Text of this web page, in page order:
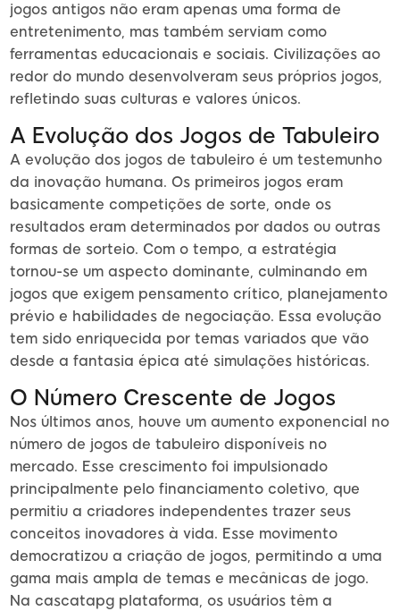
jogos antigos não eram apenas uma forma de
entretenimento, mas também serviam como
ferramentas educacionais e sociais. Civilizações ao
redor do mundo desenvolveram seus próprios jogos,
refletindo suas culturas e valores únicos.
A Evolução dos Jogos de Tabuleiro
A evolução dos jogos de tabuleiro é um testemunho
da inovação humana. Os primeiros jogos eram
basicamente competições de sorte, onde os
resultados eram determinados por dados ou outras
formas de sorteio. Com o tempo, a estratégia
tornou-se um aspecto dominante, culminando em
jogos que exigem pensamento crítico, planejamento
prévio e habilidades de negociação. Essa evolução
tem sido enriquecida por temas variados que vão
desde a fantasia épica até simulações históricas.
O Número Crescente de Jogos
Nos últimos anos, houve um aumento exponencial no
número de jogos de tabuleiro disponíveis no
mercado. Esse crescimento foi impulsionado
principalmente pelo financiamento coletivo, que
permitiu a criadores independentes trazer seus
conceitos inovadores à vida. Esse movimento
democratizou a criação de jogos, permitindo a uma
gama mais ampla de temas e mecânicas de jogo.
Na cascatapg plataforma, os usuários têm a